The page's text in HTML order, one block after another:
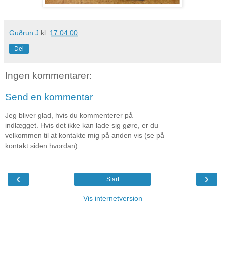
Guðrun J kl. 17.04.00
Del
Ingen kommentarer:
Send en kommentar
Jeg bliver glad, hvis du kommenterer på
indlægget. Hvis det ikke kan lade sig gøre, er du
velkommen til at kontakte mig på anden vis (se på
kontakt siden hvordan).
‹ ›
Start
Vis internetversion